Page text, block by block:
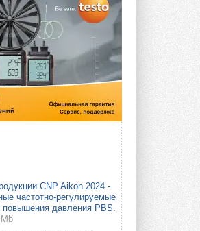
CNP Aikon 2024 -
частотно-регулируемые
повышения давления PBS.